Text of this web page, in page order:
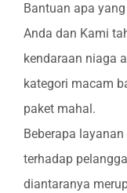
Bantuan apa
Anda dan Kami
kendaraan niaga
kategori macam
paket mahal.
Beberapa
terhadap
diantaranya